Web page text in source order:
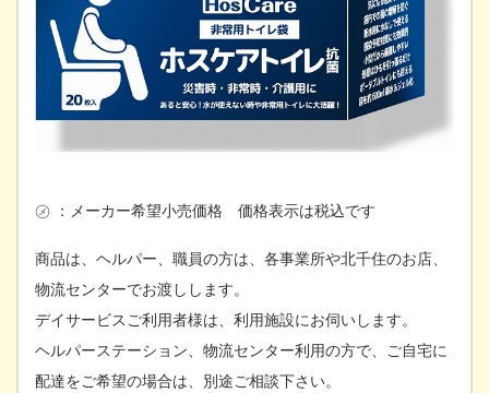
㋱ ：メーカー希望小売価格 価格表示は税込です
商品は、ヘルパー、職員の方は、各事業所や北千住のお店、
物流センターでお渡しします。
デイサービスご利用者様は、利用施設にお伺いします。
ヘルパーステーション、物流センター利用の方で、ご自宅に
配達をご希望の場合は、別途ご相談下さい。